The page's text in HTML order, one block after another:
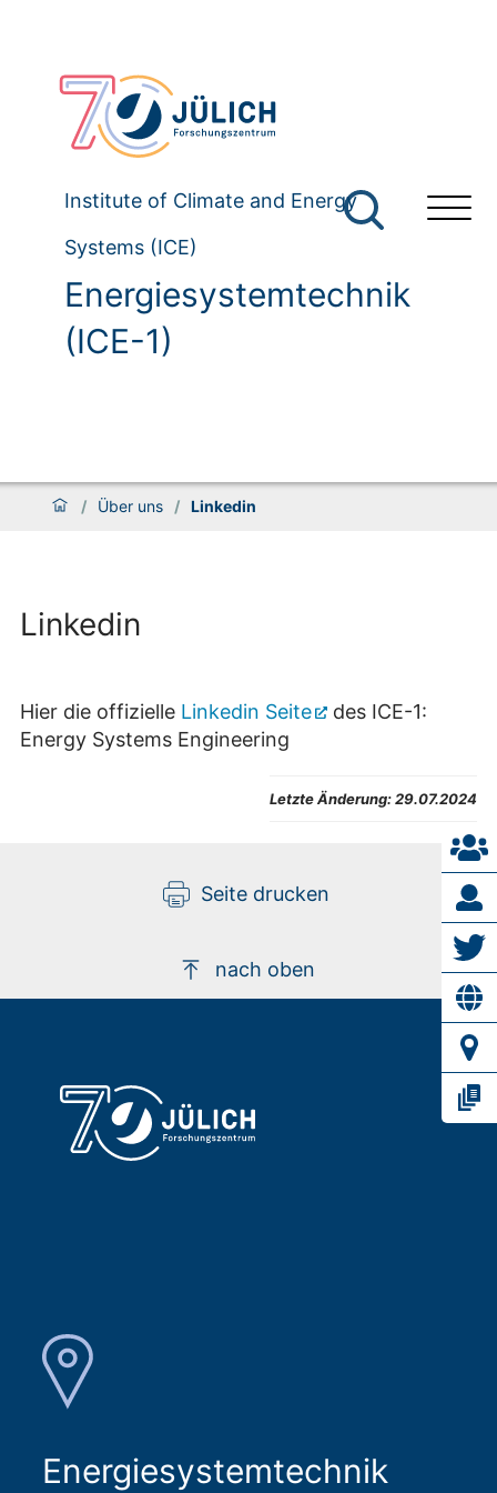
Institute of Climate and Energy
Systems (ICE)
Energiesystemtechnik
(ICE-1)
/ Über uns / Linkedin
Linkedin
Hier die offizielle Linkedin Seite
des ICE-1:
Energy Systems Engineering
Letzte Änderung:29.07.2024
Seite drucken
nach oben
Energiesystemtechnik